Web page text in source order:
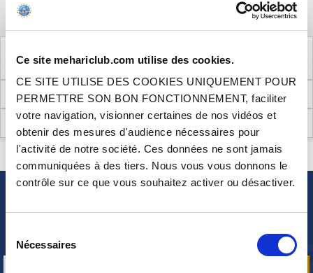
Ce site mehariclub.com utilise des cookies.
CE SITE UTILISE DES COOKIES UNIQUEMENT POUR
PERMETTRE SON BON FONCTIONNEMENT, faciliter
votre navigation, visionner certaines de nos vidéos et
obtenir des mesures d'audience nécessaires pour
l'activité de notre société. Ces données ne sont jamais
communiquées à des tiers. Nous vous vous donnons le
contrôle sur ce que vous souhaitez activer ou désactiver.
Nécessaires
NÉCESSAIRES AU MONTAGE
INFORMATIONS TECHNIQUES
AVIS CLIENTS (2)
CONTACTEZ-NOUS
NEWSLETTER